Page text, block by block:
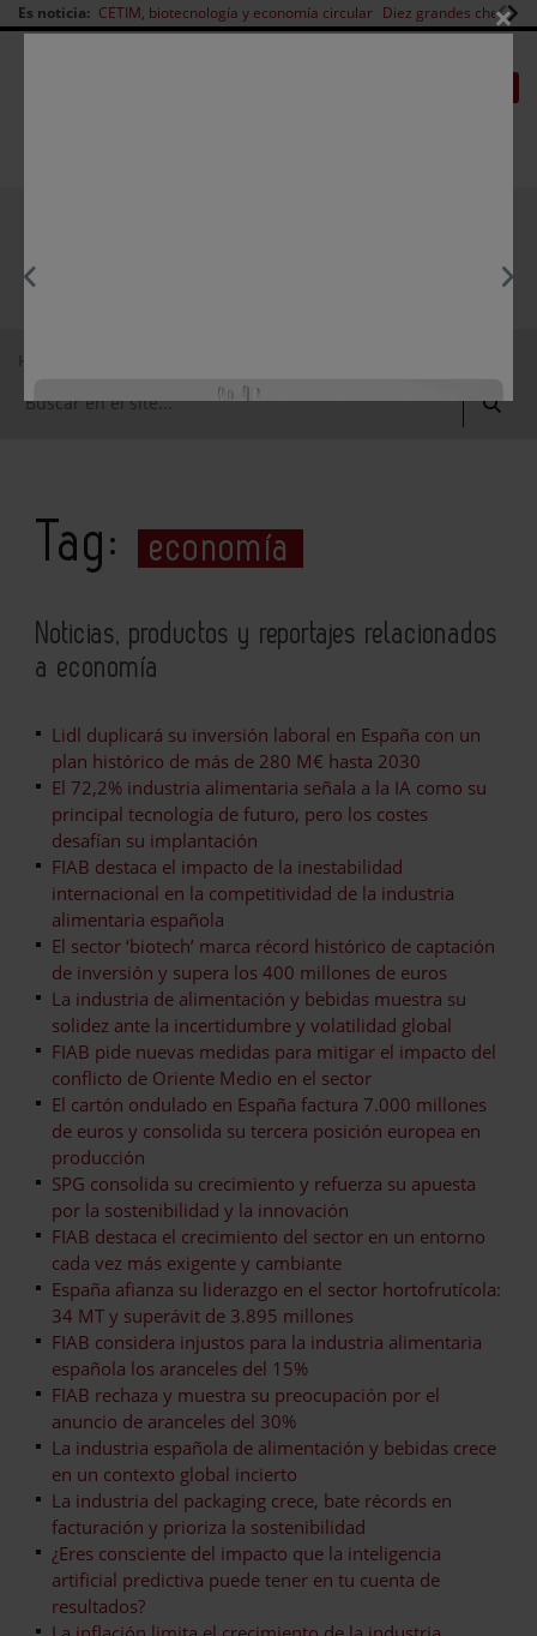
Es noticia: CETIM, biotecnología y economía circular Diez grandes chefs
Tag: economía
Noticias, productos y reportajes relacionados
a economía
Lidl duplicará su inversión laboral en España con un
plan histórico de más de 280 M€ hasta 2030
El 72,2% industria alimentaria señala a la IA como su
principal tecnología de futuro, pero los costes
desafían su implantación
FIAB destaca el impacto de la inestabilidad
internacional en la competitividad de la industria
alimentaria española
El sector ‘biotech’ marca récord histórico de captación
de inversión y supera los 400 millones de euros
La industria de alimentación y bebidas muestra su
solidez ante la incertidumbre y volatilidad global
FIAB pide nuevas medidas para mitigar el impacto del
conflicto de Oriente Medio en el sector
El cartón ondulado en España factura 7.000 millones
de euros y consolida su tercera posición europea en
producción
SPG consolida su crecimiento y refuerza su apuesta
por la sostenibilidad y la innovación
FIAB destaca el crecimiento del sector en un entorno
cada vez más exigente y cambiante
España afianza su liderazgo en el sector hortofrutícola:
34 MT y superávit de 3.895 millones
FIAB considera injustos para la industria alimentaria
española los aranceles del 15%
FIAB rechaza y muestra su preocupación por el
anuncio de aranceles del 30%
La industria española de alimentación y bebidas crece
en un contexto global incierto
La industria del packaging crece, bate récords en
facturación y prioriza la sostenibilidad
¿Eres consciente del impacto que la inteligencia
artificial predictiva puede tener en tu cuenta de
resultados?
×